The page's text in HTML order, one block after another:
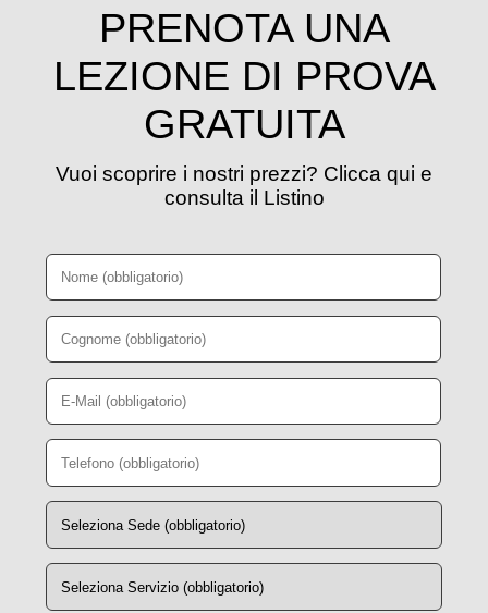
PRENOTA UNA
LEZIONE DI PROVA
GRATUITA
Vuoi scoprire i nostri prezzi? Clicca qui e
consulta il Listino